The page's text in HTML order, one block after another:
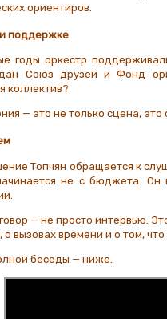
ориентиров.
поддержке
годы оркестр
Союз друзей и Фонд
коллектив?
— это не только сцена,
Топчян обращается к
не с бюджета.
— не просто интервью.
вызовах времени и о том, что
беседы — ниже.